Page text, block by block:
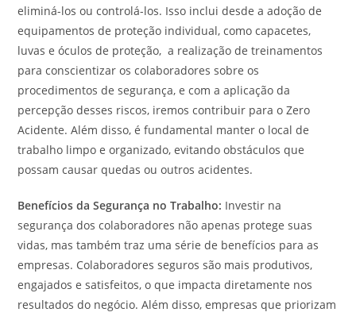
eliminá-los ou controlá-los. Isso inclui desde a adoção de
equipamentos de proteção individual, como capacetes,
luvas e óculos de proteção, a realização de treinamentos
para conscientizar os colaboradores sobre os
procedimentos de segurança, e com a aplicação da
percepção desses riscos, iremos contribuir para o Zero
Acidente. Além disso, é fundamental manter o local de
trabalho limpo e organizado, evitando obstáculos que
possam causar quedas ou outros acidentes.
Benefícios da Segurança no Trabalho: Investir na
segurança dos colaboradores não apenas protege suas
vidas, mas também traz uma série de benefícios para as
empresas. Colaboradores seguros são mais produtivos,
engajados e satisfeitos, o que impacta diretamente nos
resultados do negócio. Além disso, empresas que priorizam